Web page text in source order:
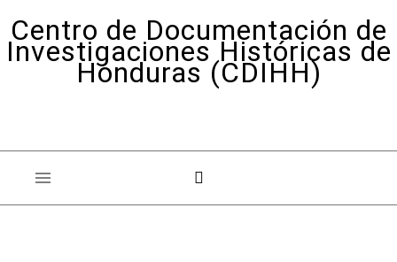
Centro de Documentación de
Investigaciones Históricas de
Honduras (CDIHH)